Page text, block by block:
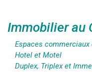
Immobilier au
Espaces commerciaux
Hotel et Motel
Duplex, Triplex et